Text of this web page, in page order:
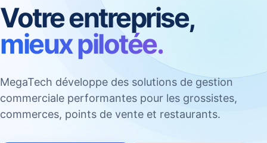
Votre entreprise,
mieux pilotée.
MegaTech développe des solutions de gestion
commerciale performantes pour les grossistes,
commerces, points de vente et restaurants.